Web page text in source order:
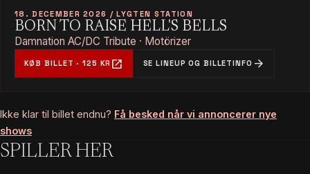
18. DECEMBER 2026 / LYGTEN STATION
BORN TO RAISE HELL'S BELLS
Damnation AC/DC Tribute · Motörizer
KØB BILLET · 125 KR open_in_new SE LINEUP OG BILLETINFO arrow_forward
Ikke klar til billet endnu? Få besked når vi annoncerer nye
shows
SPILLER HER